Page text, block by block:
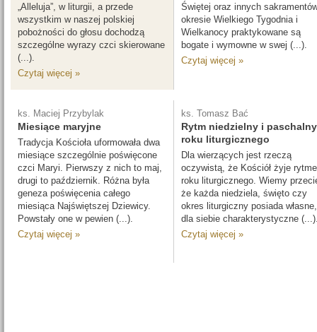
„Alleluja”, w liturgii, a przede
wszystkim w naszej polskiej
pobożności do głosu dochodzą
szczególne wyrazy czci skierowane
(...).
Czytaj więcej »
Świętej oraz innych
okresie Wielkiego Tygodnia i
Wielkanocy praktykowane są
bogate i wymowne w swej (...).
Czytaj więcej »
ks. Maciej Przybylak
Miesiące maryjne
Tradycja Kościoła uformowała dwa
miesiące szczególnie poświęcone
czci Maryi. Pierwszy z nich to maj,
drugi to październik. Różna była
geneza poświęcenia całego
miesiąca Najświętszej Dziewicy.
Powstały one w pewien (...).
Czytaj więcej »
ks. Tomasz Bać
Rytm niedzielny i paschalny
roku liturgicznego
Dla wierzących jest rzeczą
oczywistą, że Kościół żyje
roku liturgicznego. Wiemy
że każda niedziela, święto czy
okres liturgiczny posiada własne,
dla siebie charakterystyczne
Czytaj więcej »